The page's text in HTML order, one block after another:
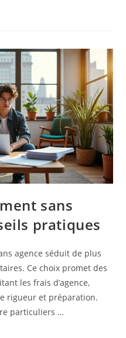
sans
pratiques
agence séduit de plus
Ce choix promet des
les frais d’agence,
rigueur et préparation.
particuliers …